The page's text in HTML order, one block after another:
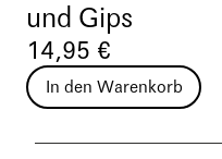
und Gips
14,95 €
In den Warenkorb